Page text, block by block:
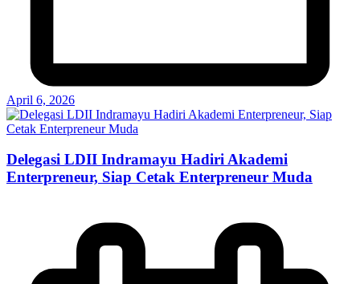
April 6, 2026
Delegasi LDII Indramayu Hadiri Akademi
Enterpreneur, Siap Cetak Enterpreneur Muda